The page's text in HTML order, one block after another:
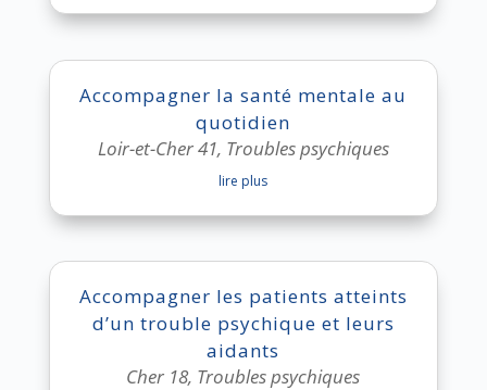
Accompagner la santé mentale au
quotidien
Loir-et-Cher 41, Troubles psychiques
lire plus
Accompagner les patients atteints
d’un trouble psychique et leurs
aidants
Cher 18, Troubles psychiques